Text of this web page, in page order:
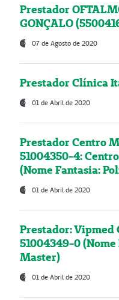
Prestador
GONÇALO
07 de Agosto de 2020
Prestador Clínica
01 de Abril de 2020
Prestador Centro
51004350-4:
(Nome Fantasia:
01 de Abril de 2020
Prestador: Vipmed
51004349-0
Master)
01 de Abril de 2020